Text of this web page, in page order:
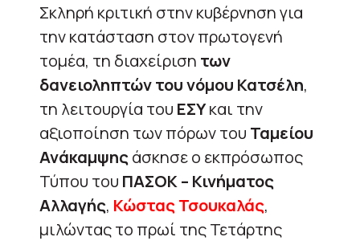
Σκληρή κριτική στην κυβέρνηση για
την κατάσταση στον πρωτογενή
τομέα, τη διαχείριση των
δανειοληπτών του νόμου Κατσέλη,
τη λειτουργία του ΕΣΥκαι την
αξιοποίηση των πόρων του Ταμείου
Ανάκαμψηςάσκησε ο εκπρόσωπος
Τύπου του ΠΑΣΟΚ – Κινήματος
Αλλαγής, Κώστας Τσουκαλάς,
μιλώντας το πρωί της Τετάρτης